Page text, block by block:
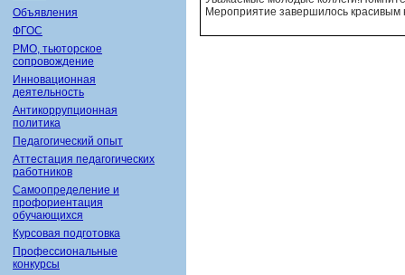
Объявления
ФГОС
РМО, тьюторское
сопровождение
Инновационная
деятельность
Антикоррупционная
политика
Педагогический опыт
Аттестация педагогических
работников
Самоопределение и
профориентация
обучающихся
Курсовая подготовка
Профессиональные
конкурсы
Мероприятие завершилось красивым